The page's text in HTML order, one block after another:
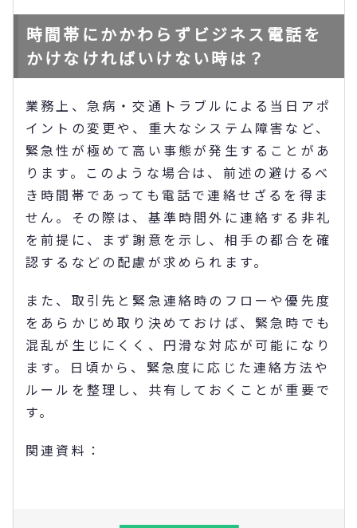
時間帯にかかわらずビジネス電話を
かけなければいけない時は？
業務上、急病・交通トラブルによる当日アポ
イントの変更や、重大なシステム障害など、
緊急性が極めて高い事態が発生することがあ
ります。このような場合は、前述の避けるべ
き時間帯であっても電話で連絡せざるを得ま
せん。その際は、基準時間外に連絡する非礼
を前提に、まず謝意を示し、相手の都合を確
認するなどの配慮が求められます。
また、取引先と緊急連絡時のフローや優先度
をあらかじめ取り決めておけば、緊急時でも
混乱が生じにくく、円滑な対応が可能になり
ます。日頃から、緊急度に応じた連絡方法や
ルールを整理し、共有しておくことが重要で
す。
関連資料：